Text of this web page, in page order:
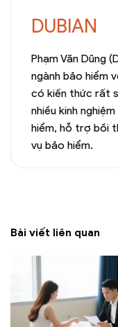
DUBIAN
Phạm Văn Dũng
ngành bảo hiểm
có kiến thức rất
nhiều kinh
hiểm, hỗ trợ bồi
vụ bảo hiểm.
Bài viết liên quan